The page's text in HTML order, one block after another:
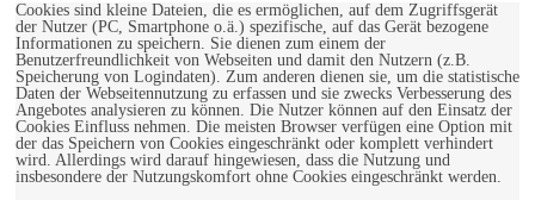
Cookies sind kleine Dateien, die es ermöglichen, auf dem Zugriffsgerät
der Nutzer (PC, Smartphone o.ä.) spezifische, auf das Gerät bezogene
Informationen zu speichern. Sie dienen zum einem der
Benutzerfreundlichkeit von Webseiten und damit den Nutzern (z.B.
Speicherung von Logindaten). Zum anderen dienen sie, um die statistische
Daten der Webseitennutzung zu erfassen und sie zwecks Verbesserung des
Angebotes analysieren zu können. Die Nutzer können auf den Einsatz der
Cookies Einfluss nehmen. Die meisten Browser verfügen eine Option mit
der das Speichern von Cookies eingeschränkt oder komplett verhindert
wird. Allerdings wird darauf hingewiesen, dass die Nutzung und
insbesondere der Nutzungskomfort ohne Cookies eingeschränkt werden.